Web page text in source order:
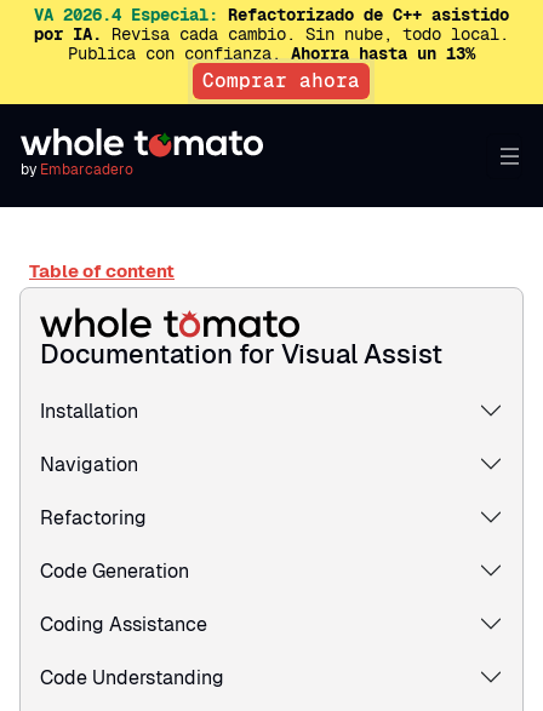
VA 2026.4 Especial: Refactorizado de C++ asistido
por IA.
Revisa cada cambio. Sin nube, todo local.
Publica con confianza. Ahorra hasta un 13%
Comprar ahora
by Embarcadero
Table of content
Documentation for Visual Assist
Installation
Navigation
Refactoring
Code Generation
Coding Assistance
Code Understanding